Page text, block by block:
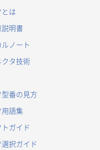
通りです。当社
的に認められる範
、変更された利用
め
ト開催案内等の情報
は
明書
ノート
タ技術
型番の見方
用語集
ガイド
択ガイド